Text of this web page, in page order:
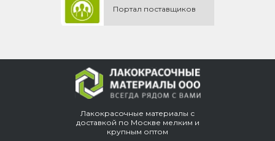
Портал поставщиков
Лакокрасочные материалы с
доставкой по Москве мелким и
крупным оптом